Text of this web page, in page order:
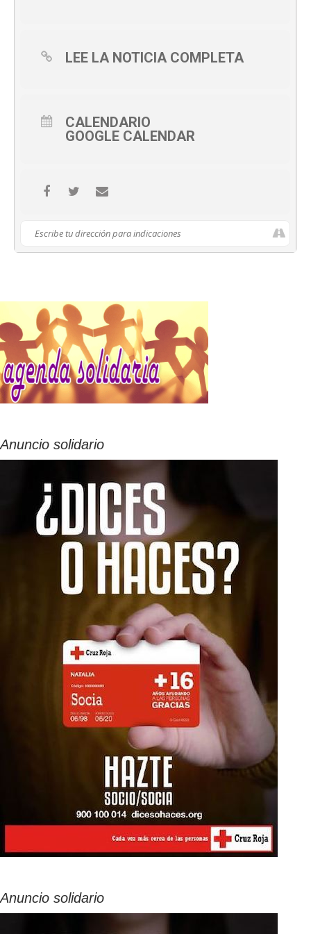
LEE LA NOTICIA COMPLETA
CALENDARIO
GOOGLE CALENDAR
Anuncio solidario
Anuncio solidario